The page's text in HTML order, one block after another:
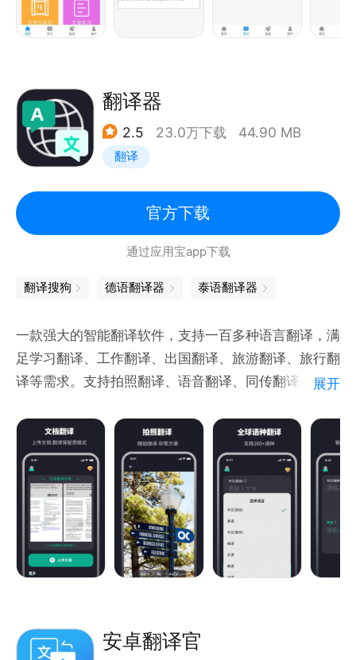
翻译器
2.5 23.0万下载 44.90 MB
翻译
官方下载
通过应用宝app下载
翻译搜狗 德语翻译器 泰语翻译器
一款强大的智能翻译软件，支持一百多种语言翻译，满
足学习翻译、工作翻译、出国翻译、旅游翻译、旅行翻
译等需求。支持拍照翻译、语音翻译、同传翻译、在线
著提升，翻译更准确。
【多功能翻译】
翻译语种：支持英语、日语、韩语、法语、俄语、西班
牙语等一百多种语言翻译，覆盖一百多个国家，英语翻
译、出国翻译、旅行翻译、旅游购物都不用担心。
离线翻译：支持离线翻译功能的免费词典翻译应用，出
国旅游旅行没有网络也能正常翻译英语、日语、韩语、
拍照翻译：强大的拍照翻译功能，一拍即译，无需手动
展开
安卓翻译官